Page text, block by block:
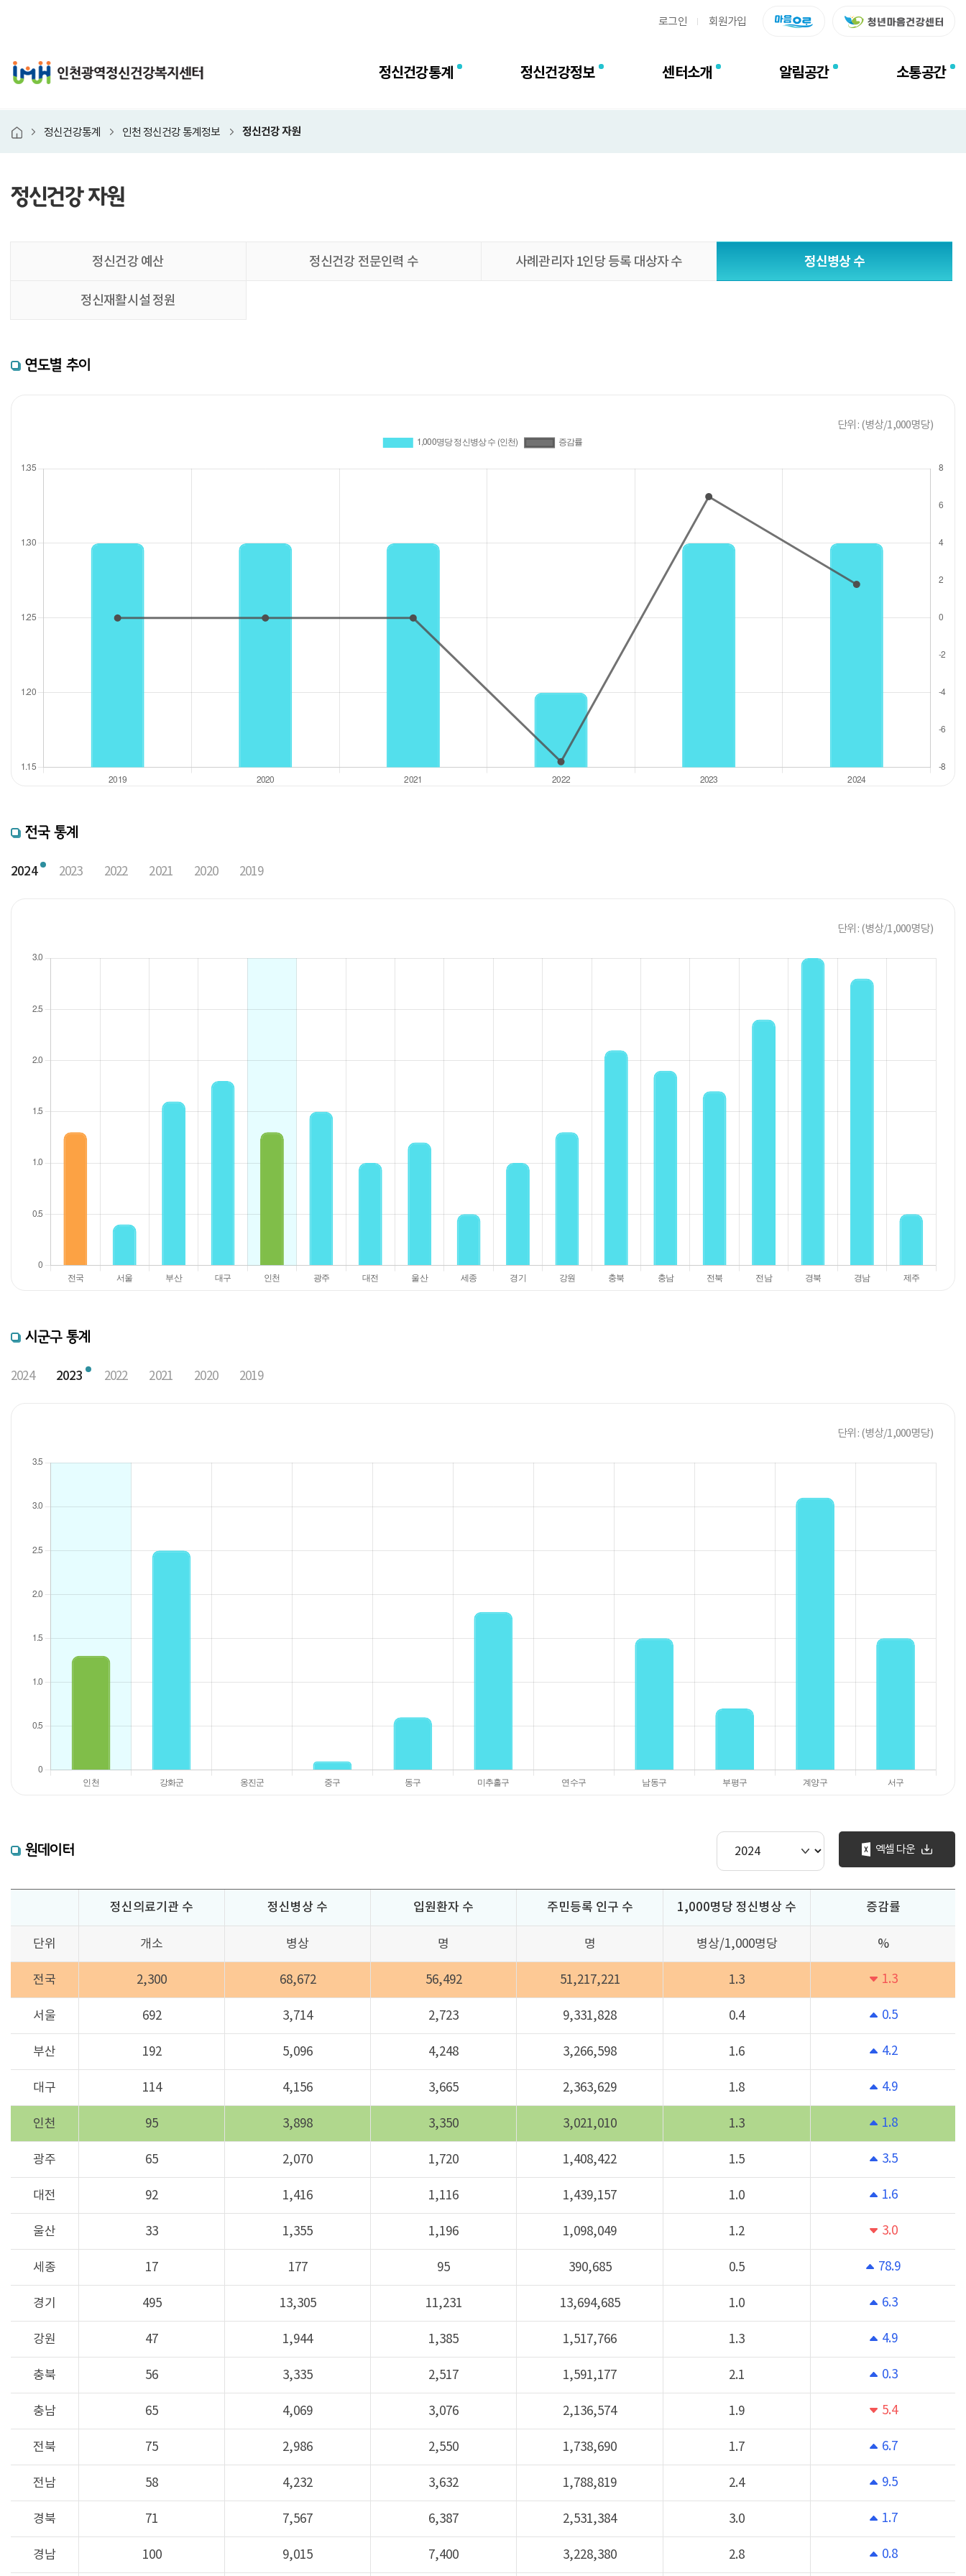
정신건강통계 정신건강정보 센터소개 알림공간 소통공간
로그인 회원가입
홈 정신건강통계 인천 정신건강 통계정보 정신건강 자원
정신건강 자원
정신건강 예산 정신건강 전문인력 수 사례관리자 1인당 등록 대상자 수 정신병상 수
정신재활시설 정원
연도별 추이
단위 : (병상/1,000명당)
전국 통계
2024 2023 2022 2021 2020 2019
단위 : (병상/1,000명당)
시군구 통계
2024 2023 2022 2021 2020 2019
단위 : (병상/1,000명당)
원데이터 엑셀 다운
정신의료기관 수 정신병상 수 입원환자 수 주민등록 인구 수 1,000명당 정신병상 수 증감률
단위 개소 병상 명 명 병상/1,000명당 %
전국 2,300 68,672 56,492 51,217,221 1.3 1.3
서울 692 3,714 2,723 9,331,828 0.4 0.5
부산 192 5,096 4,248 3,266,598 1.6 4.2
대구 114 4,156 3,665 2,363,629 1.8 4.9
인천 95 3,898 3,350 3,021,010 1.3 1.8
광주 65 2,070 1,720 1,408,422 1.5 3.5
대전 92 1,416 1,116 1,439,157 1.0 1.6
울산 33 1,355 1,196 1,098,049 1.2 3.0
세종 17 177 95 390,685 0.5 78.9
경기 495 13,305 11,231 13,694,685 1.0 6.3
강원 47 1,944 1,385 1,517,766 1.3 4.9
충북 56 3,335 2,517 1,591,177 2.1 0.3
충남 65 4,069 3,076 2,136,574 1.9 5.4
전북 75 2,986 2,550 1,738,690 1.7 6.7
전남 58 4,232 3,632 1,788,819 2.4 9.5
경북 71 7,567 6,387 2,531,384 3.0 1.7
경남 100 9,015 7,400 3,228,380 2.8 0.8